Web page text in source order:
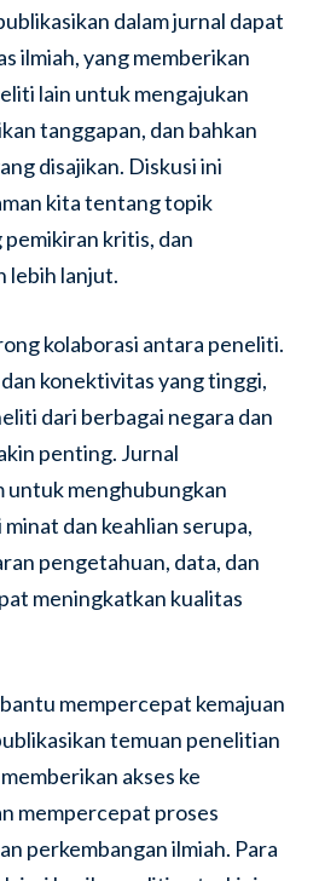
dalam jurnal dapat
ilmiah, yang memberikan
lain untuk mengajukan
tanggapan, dan bahkan
disajikan. Diskusi ini
kita tentang topik
kritis, dan
lebih lanjut.
kolaborasi antara peneliti.
konektivitas yang tinggi,
dari berbagai negara dan
penting. Jurnal
menghubungkan
dan keahlian serupa,
pengetahuan, data, dan
meningkatkan kualitas
mempercepat kemajuan
temuan penelitian
akses ke
mempercepat proses
perkembangan ilmiah. Para